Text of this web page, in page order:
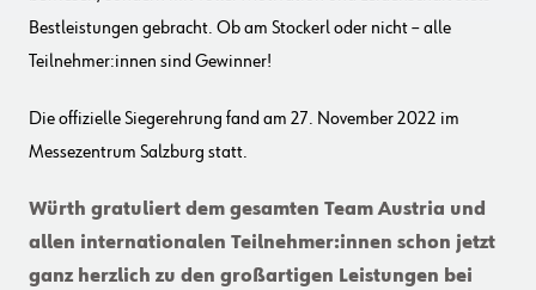
Bestleistungen gebracht. Ob am Stockerl oder nicht – alle
Teilnehmer:innen sind Gewinner!
Die offizielle Siegerehrung fand am 27. November 2022 im
Messezentrum Salzburg statt.
Würth gratuliert dem gesamten Team Austria und
allen internationalen Teilnehmer:innen schon jetzt
ganz herzlich zu den großartigen Leistungen bei